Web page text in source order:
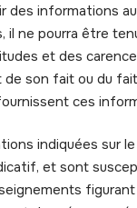
des informations
il ne pourra être
et des
de son fait ou du
ces
indiquées sur
et sont